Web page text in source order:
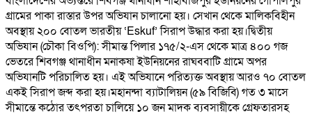
গ্রামের পাকা রাস্তার উপর অভিযান চালানো হয়। সেখান থেকে মালিকবিহীন
অবস্থায় ২০০ বোতল ভারতীয় ‘Eskuf’ সিরাপ উদ্ধার করা হয়। ​দ্বিতীয়
অভিযান (চৌকা বিওপি): সীমান্ত পিলার ১৭৫/২-এস থেকে মাত্র ৪০০ গজ
ভেতরে শিবগঞ্জ থানাধীন মনাকষা ইউনিয়নের রাঘববাটি গ্রামে অপর
অভিযানটি পরিচালিত হয়। এই অভিযানে পরিত্যক্ত অবস্থায় আরও ৭০ বোতল
একই সিরাপ জব্দ করা হয়। ​ মহানন্দা ব্যাটালিয়ন (৫৯ বিজিবি) গত ৩ মাসে
সীমান্তে কঠোর তৎপরতা চালিয়ে ১০ জন মাদক ব্যবসায়ীকে গ্রেফতারসহ